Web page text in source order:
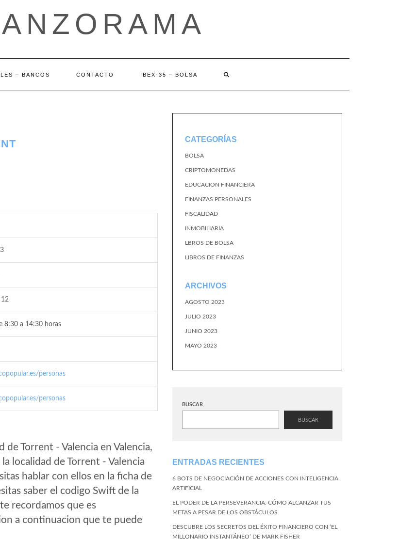
– BANCOS CONTACTO IBEX-35 – BOLSA
12
8:30 a 14:30 horas
personas
personas
de Torrent - Valencia en Valencia,
localidad de Torrent - Valencia
hablar con ellos en la ficha de
saber el codigo Swift de la
recordamos que es
a continuacion que te puede
CATEGORÍAS
BOLSA
CRIPTOMONEDAS
EDUCACION FINANCIERA
FINANZAS PERSONALES
FISCALIDAD
INMOBILIARIA
LBROS DE BOLSA
LIBROS DE FINANZAS
ARCHIVOS
AGOSTO 2023
JULIO 2023
JUNIO 2023
MAYO 2023
BUSCAR
BUSCAR
ENTRADAS RECIENTES
6 BOTS DE NEGOCIACIÓN DE ACCIONES CON INTELIGENCIA
ARTIFICIAL
EL PODER DE LA PERSEVERANCIA: CÓMO ALCANZAR TUS
METAS A PESAR DE LOS OBSTÁCULOS
DESCUBRE LOS SECRETOS DEL ÉXITO FINANCIERO CON ‘EL
MILLONARIO INSTANTÁNEO’ DE MARK FISHER